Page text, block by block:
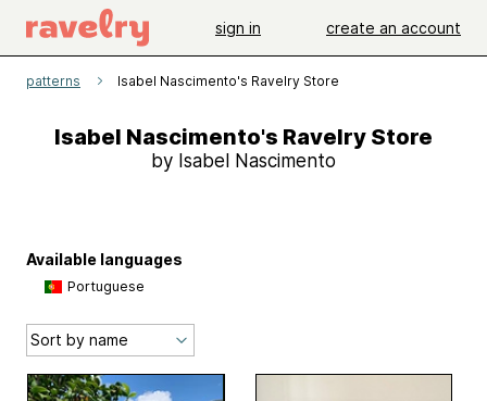
sign in create an account
patterns Isabel Nascimento's Ravelry Store
Isabel Nascimento's Ravelry Store
by Isabel Nascimento
Available languages
Portuguese